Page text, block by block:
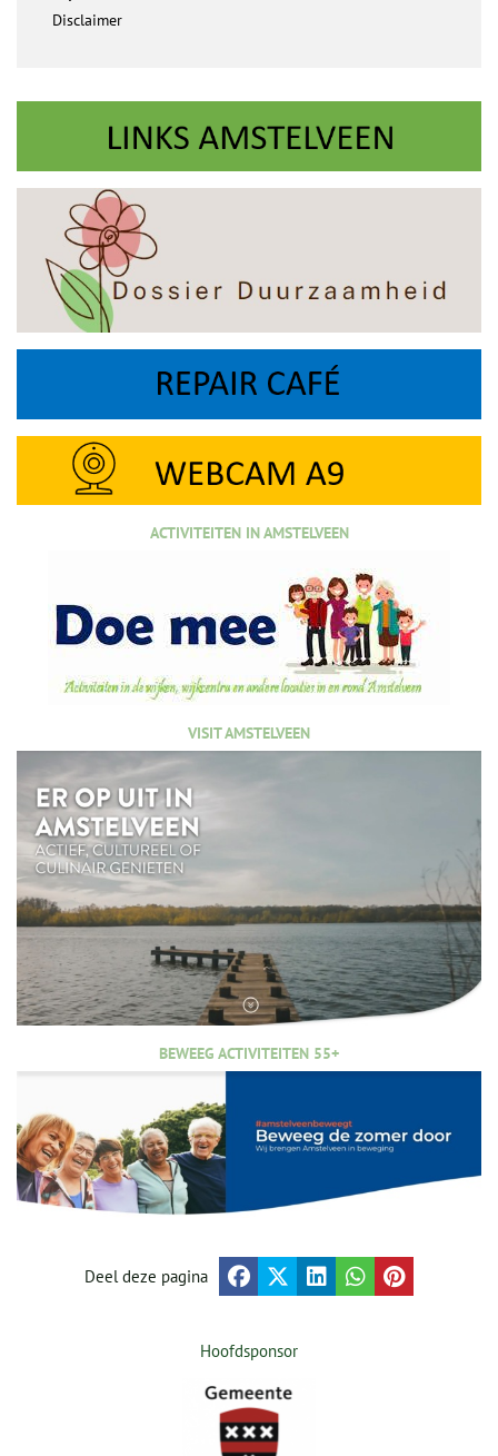
Disclaimer
ACTIVITEITEN IN AMSTELVEEN
VISIT AMSTELVEEN
BEWEEG ACTIVITEITEN 55+
Deel deze pagina
Hoofdsponsor